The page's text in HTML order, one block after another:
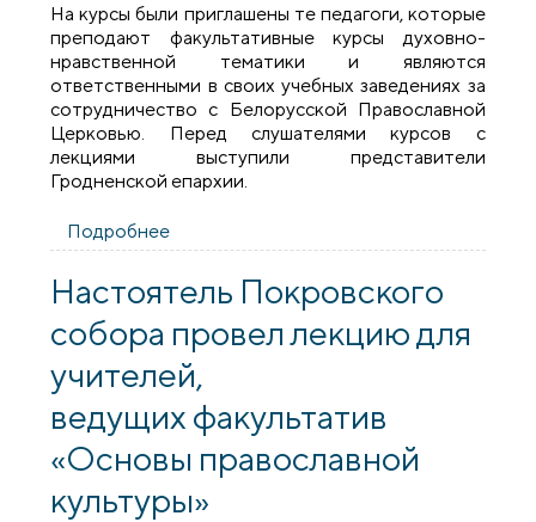
На курсы были приглашены те педагоги, которые
преподают факультативные курсы духовно-
нравственной тематики и являются
ответственными в своих учебных заведениях за
сотрудничество с Белорусской Православной
Церковью. Перед слушателями курсов с
лекциями выступили представители
Гродненской епархии.
Подробнее
выступили с рядом лекций в
Гродненском институте развития
образования
Настоятель Покровского
собора провел лекцию для
учителей,
ведущих факультатив
«Основы православной
культуры»